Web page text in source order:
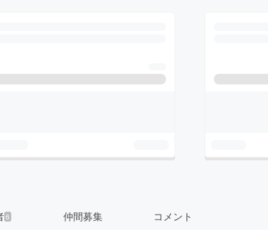
6 仲間募集 コメント